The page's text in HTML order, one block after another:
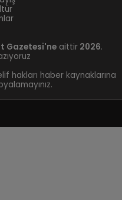
Gazetesi'ne aittir 2026.
hakları haber kaynaklarına